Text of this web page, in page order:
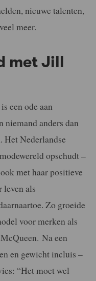
nieuwe talenten,
meer.
met Jill
een ode aan
anders dan
Het Nederlandse
opschudt –
met haar positieve
leven als
Zo groeide
voor merken als
Na een
en gewicht incluis –
“Het moet wel